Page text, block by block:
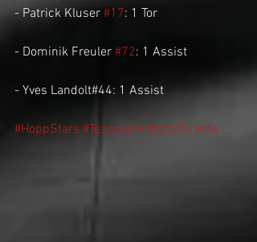
- Patrick Kluser #17: 1 Tor
- Dominik Freuler #72: 1 Assist
- Yves Landolt#44: 1 Assist
#HoppStars #Teamwork #jedefürjede